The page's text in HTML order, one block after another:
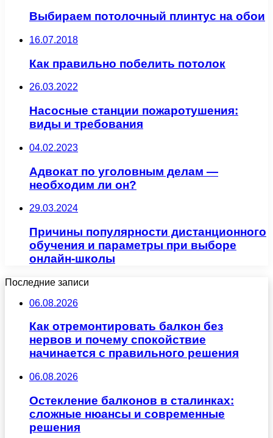
Выбираем потолочный плинтус на обои
16.07.2018
Как правильно побелить потолок
26.03.2022
Насосные станции пожаротушения:
виды и требования
04.02.2023
Адвокат по уголовным делам —
необходим ли он?
29.03.2024
Причины популярности дистанционного
обучения и параметры при выборе
онлайн-школы
Последние записи
06.08.2026
Как отремонтировать балкон без
нервов и почему спокойствие
начинается с правильного решения
06.08.2026
Остекление балконов в сталинках:
сложные нюансы и современные
решения